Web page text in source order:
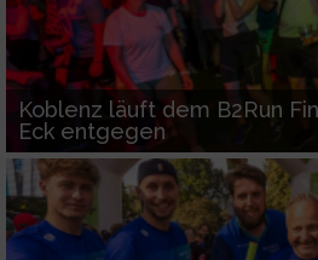
Koblenz läuft dem B2Run
Eck entgegen